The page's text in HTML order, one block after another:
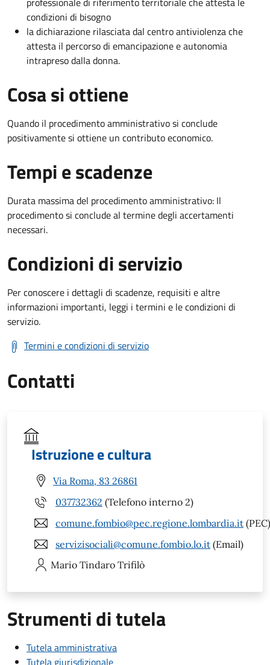
condizioni di bisogno
la dichiarazione rilasciata dal centro antiviolenza che
attesta il percorso di emancipazione e autonomia
intrapreso dalla donna.
Cosa si ottiene
Quando il procedimento amministrativo si conclude
positivamente si ottiene un contributo economico.
Tempi e scadenze
Durata massima del procedimento amministrativo: Il
procedimento si conclude al termine degli accertamenti
necessari.
Condizioni di servizio
Per conoscere i dettagli di scadenze, requisiti e altre
informazioni importanti, leggi i termini e le condizioni di
servizio.
Termini e condizioni di servizio
Contatti
Istruzione e cultura
Via Roma, 83 26861
037732362 (Telefono interno 2)
comune.fombio@pec.regione.lombardia.it (PEC)
servizisociali@comune.fombio.lo.it (Email)
Mario Tindaro Trifilò
Strumenti di tutela
Tutela amministrativa